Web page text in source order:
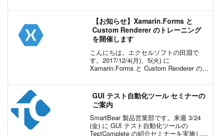
うセミナー...
【お知らせ】Xamarin.Forms と
Custom Renderer のトレーニング
を開催します
こんにちは。エクセルソフトの田淵で
す。2017/12/4(月)、5(火) に
Xamarin.Forms と Custom Renderer のト
ーザーが満足する...
GUI テスト自動化ツール セミナーの
ご案内
SmartBear 製品営業部です。来週 3/24
(金) に GUI テスト自動化ツールの
TestComplete の紹介セミナーを実施しま